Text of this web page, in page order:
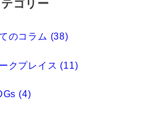
ゴリー
のコラム (38)
クプレイス (11)
(4)